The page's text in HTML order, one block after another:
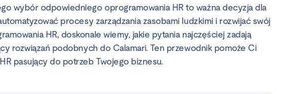
wybór odpowiedniego oprogramowania HR to ważna decyzja dla
procesy zarządzania zasobami ludzkimi i rozwijać swój
HR, doskonale wiemy, jakie pytania najczęściej zadają
rozwiązań podobnych do Calamari. Ten przewodnik pomoże Ci
pasujący do potrzeb Twojego biznesu.